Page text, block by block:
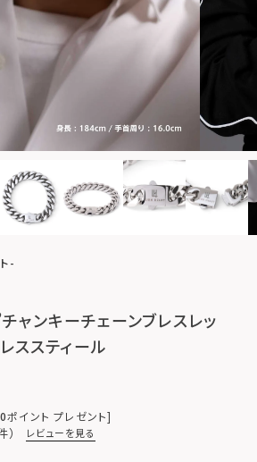
-
ャンキーチェーンブレスレッ
ススティール
ポイント プレゼント
） レビューを見る